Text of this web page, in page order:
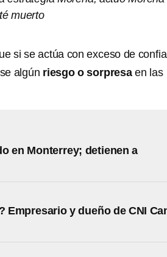
muerto
si se actúa con exceso de
algún riesgo o sorpresaen las
en Monterrey; detienen a
Empresario y dueño de CNI